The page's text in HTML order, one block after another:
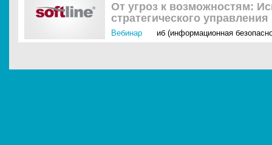
От угроз к возможностям:
стратегического
Вебинар иб (информационная